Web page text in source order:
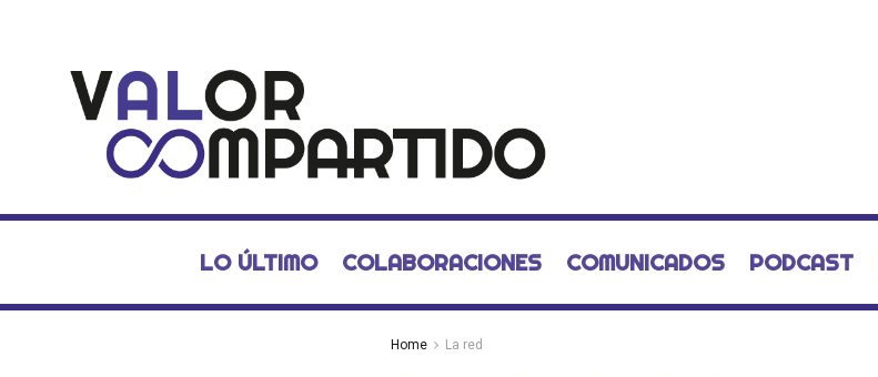
LO ÚLTIMO COLABORACIONES COMUNICADOS PODCAST
Home La red